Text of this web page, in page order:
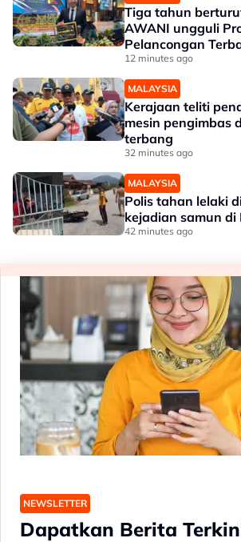
Tiga tahun
AWANI ungguli
Pelancongan
12 minutes ago
MALAYSIA
Kerajaan teliti
mesin pengimbas
terbang
32 minutes ago
MALAYSIA
Polis tahan lelaki
kejadian samun di
42 minutes ago
NEWSLETTER
Dapatkan Berita